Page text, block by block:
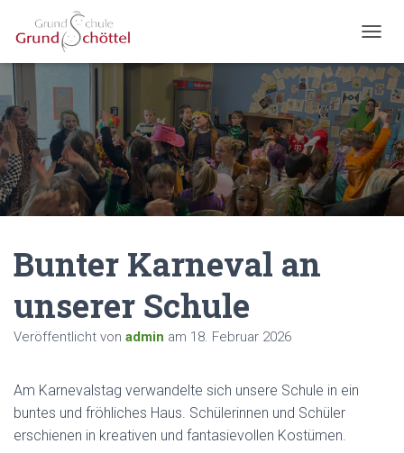
A
V
I
G
A
T
I
O
N
U
Bunter Karneval an
unserer Schule
Veröffentlicht von admin am 18. Februar 2026
Am Karnevalstag verwandelte sich unsere Schule in ein
buntes und fröhliches Haus. Schülerinnen und Schüler
erschienen in kreativen und fantasievollen Kostümen.